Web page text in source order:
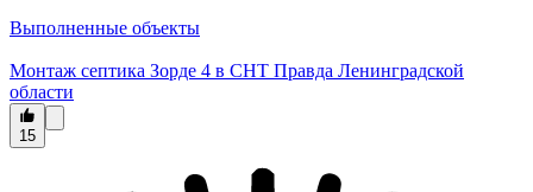
Выполненные объекты
Монтаж септика Зорде 4 в СНТ Правда Ленинградской
области
15